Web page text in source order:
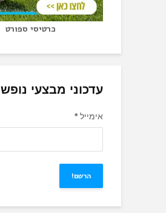
כרטיסי ספורט
עדכוני מבצעי נופש
אימייל*